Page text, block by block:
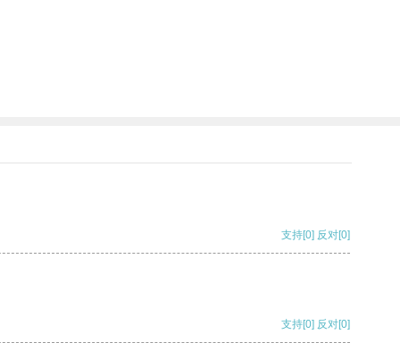
支持[0] 反对[0]
支持[0] 反对[0]